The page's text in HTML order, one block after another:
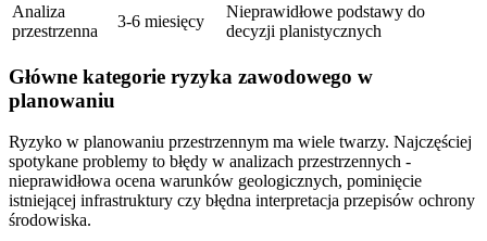
Analiza
przestrzenna
3-6 miesięcy
Nieprawidłowe podstawy do
decyzji planistycznych
Główne kategorie ryzyka zawodowego w
planowaniu
Ryzyko w planowaniu przestrzennym ma wiele twarzy. Najczęściej
spotykane problemy to błędy w analizach przestrzennych -
nieprawidłowa ocena warunków geologicznych, pominięcie
istniejącej infrastruktury czy błędna interpretacja przepisów ochrony
środowiska.